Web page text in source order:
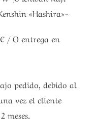
«Hashira»~
/ O entrega en
pedido, debido al
vez el cliente
meses.